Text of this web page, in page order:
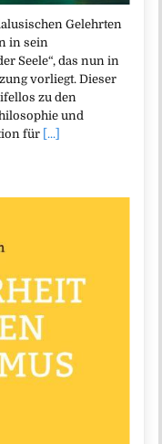
Gelehrten
in sein
Seele“, das nun in
vorliegt. Dieser
zu den
und
für [...]